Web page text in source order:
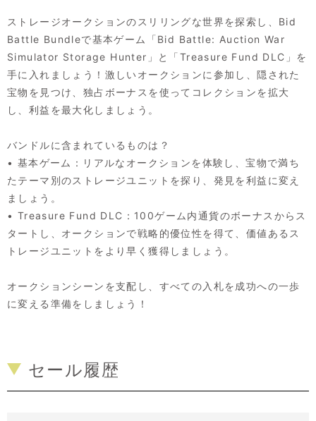
ストレージオークションのスリリングな世界を探索し、Bid
Battle Bundleで基本ゲーム「Bid Battle: Auction War
Simulator Storage Hunter」と「Treasure Fund DLC」を
手に入れましょう！激しいオークションに参加し、隠された
宝物を見つけ、独占ボーナスを使ってコレクションを拡大
し、利益を最大化しましょう。
バンドルに含まれているものは？
• 基本ゲーム：リアルなオークションを体験し、宝物で満ち
たテーマ別のストレージユニットを探り、発見を利益に変え
ましょう。
• Treasure Fund DLC：100ゲーム内通貨のボーナスからス
タートし、オークションで戦略的優位性を得て、価値あるス
トレージユニットをより早く獲得しましょう。
オークションシーンを支配し、すべての入札を成功への一歩
に変える準備をしましょう！
セール履歴